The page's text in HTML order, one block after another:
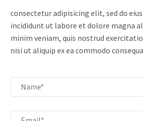
consectetur adipisicing elit, sed do
incididunt ut labore et dolore magna
minim veniam, quis nostrud
nisi ut aliquip ex ea commodo